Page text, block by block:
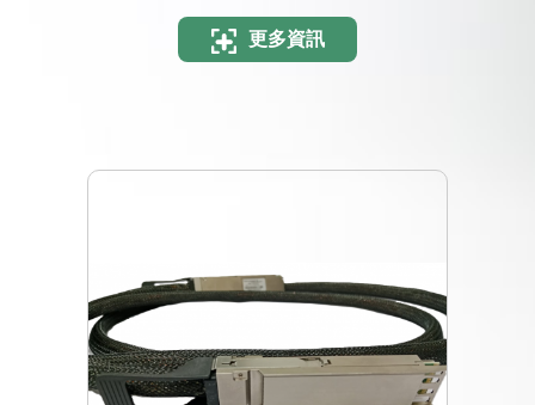
更多資訊